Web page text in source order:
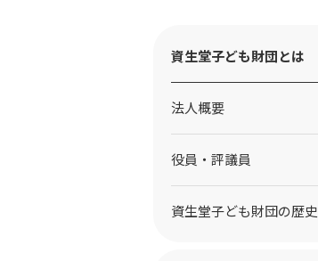
資生堂子ども財団とは
法人概要
役員・評議員
資生堂子ども財団の歴史